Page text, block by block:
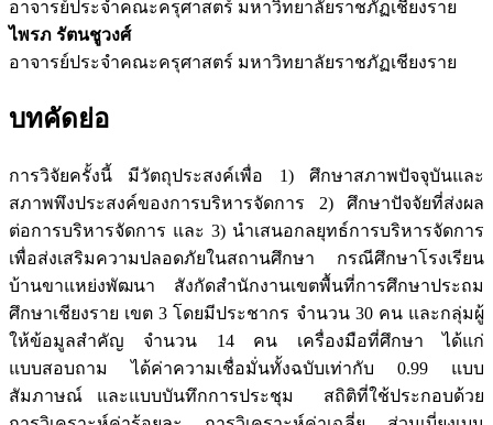
อาจารย์ประจำคณะครุศาสตร์ มหาวิทยาลัยราชภัฏเชียงราย
ไพรภ รัตนชูวงศ์
อาจารย์ประจำคณะครุศาสตร์ มหาวิทยาลัยราชภัฏเชียงราย
บทคัดย่อ
การวิจัยครั้งนี้ มีวัตถุประสงค์เพื่อ 1) ศึกษาสภาพปัจจุบันและ
สภาพพึงประสงค์ของการบริหารจัดการ 2) ศึกษาปัจจัยที่ส่งผล
ต่อการบริหารจัดการ และ 3) นำเสนอกลยุทธ์การบริหารจัดการ
เพื่อส่งเสริมความปลอดภัยในสถานศึกษา กรณีศึกษาโรงเรียน
บ้านขาแหย่งพัฒนา สังกัดสำนักงานเขตพื้นที่การศึกษาประถม
ศึกษาเชียงราย เขต 3 โดยมีประชากร จำนวน 30 คน และกลุ่มผู้
ให้ข้อมูลสำคัญ จำนวน 14 คน เครื่องมือที่ศึกษา ได้แก่
แบบสอบถาม ได้ค่าความเชื่อมั่นทั้งฉบับเท่ากับ 0.99 แบบ
สัมภาษณ์ และแบบบันทึกการประชุม สถิติที่ใช้ประกอบด้วย